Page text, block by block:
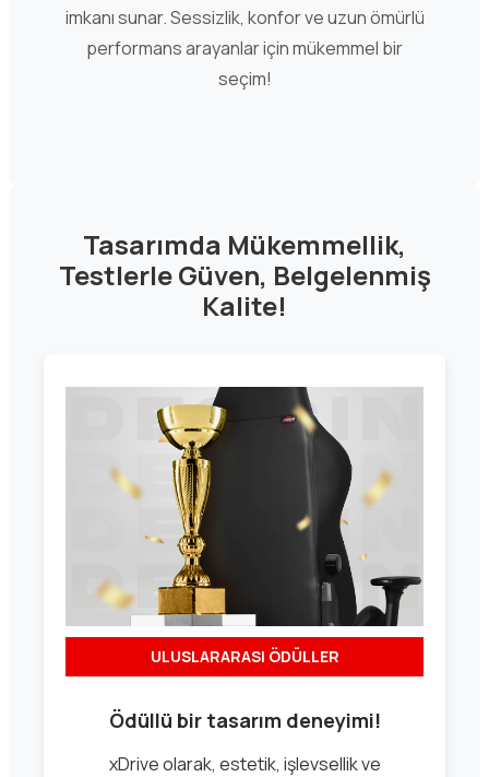
imkanı sunar. Sessizlik, konfor ve uzun ömürlü
performans arayanlar için mükemmel bir
seçim!
Tasarımda Mükemmellik,
Testlerle Güven, Belgelenmiş
Kalite!
ULUSLARARASI ÖDÜLLER
Ödüllü bir tasarım deneyimi!
xDrive olarak, estetik, işlevsellik ve